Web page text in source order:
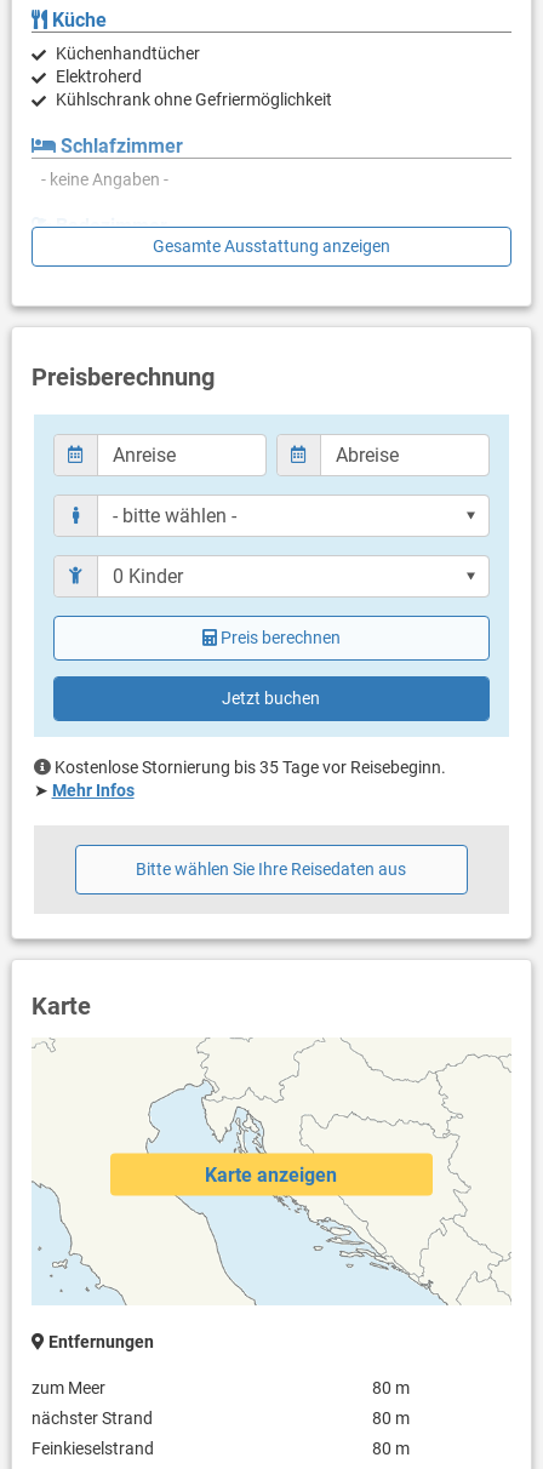
Küche
Küchenhandtücher
Elektroherd
Kühlschrank ohne Gefriermöglichkeit
Schlafzimmer
- keine Angaben -
Badezimmer
Balkon & Terrasse
Balkongröße: 10 m²
überdacht
Weitere Informationen
Privater Parkplatz auf dem Grundstück
Haustier nicht erlaubt
Klimaanlage im Preis inklusive
Bettwäsche vorhanden
Gesamte Ausstattung anzeigen
Preisberechnung
Preis berechnen
Jetzt buchen
Kostenlose Stornierung bis 35 Tage vor Reisebeginn.
➤ Mehr Infos
Bitte wählen Sie Ihre Reisedaten aus
Karte
Karte anzeigen
Entfernungen
zum Meer
80 m
nächster Strand
80 m
Feinkieselstrand
80 m